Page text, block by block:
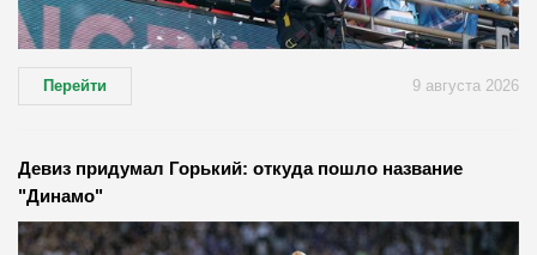
Перейти 9 августа 2026
Девиз придумал Горький: откуда пошло название
"Динамо"